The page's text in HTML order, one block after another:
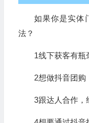
如果你是实体
法？
1线下获客有瓶
2想做抖音团购
3跟达人合作，